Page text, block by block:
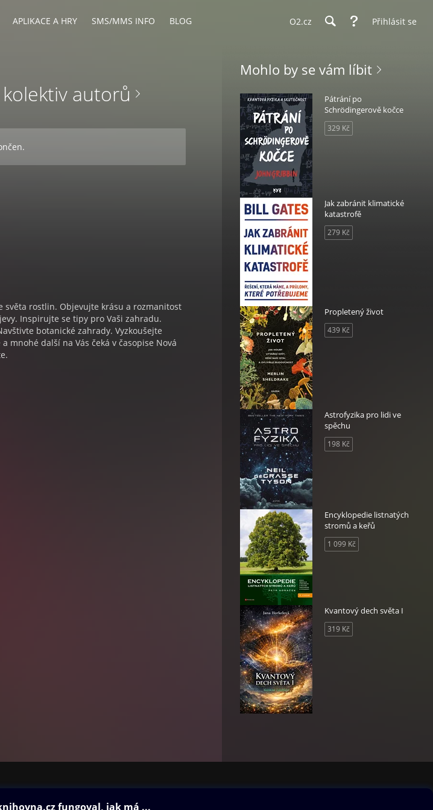
APLIKACE A HRY SMS/MMS INFO BLOG O2.cz Přihlásit se
autorů
světa rostlin. Objevujte krásu a rozmanitost
Inspirujte se tipy pro Vaši zahradu.
botanické zahrady. Vyzkoušejte
mnohé další na Vás čeká v časopise Nová
Mohlo by se vám líbit
Pátrání po
Schrödingerově kočce
329 Kč
Jak zabránit klimatické
katastrofě
279 Kč
Propletený život
439 Kč
Astrofyzika pro lidi ve
spěchu
198 Kč
Encyklopedie listnatých
stromů a keřů
1 099 Kč
Kvantový dech světa I
319 Kč